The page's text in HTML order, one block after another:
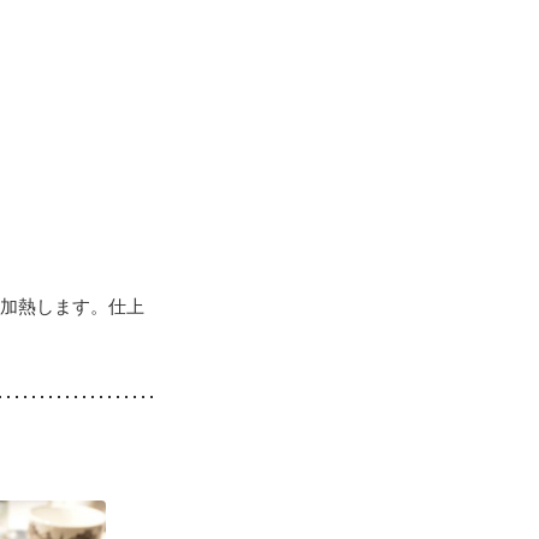
熱します。仕上